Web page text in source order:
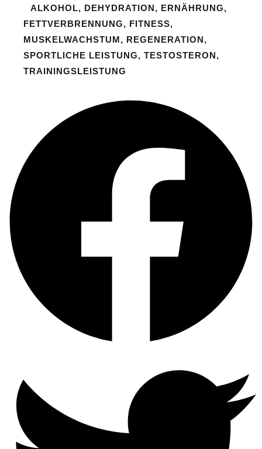
ALKOHOL, DEHYDRATION, ERNÄHRUNG,
FETTVERBRENNUNG, FITNESS,
MUSKELWACHSTUM, REGENERATION,
SPORTLICHE LEISTUNG, TESTOSTERON,
TRAININGSLEISTUNG